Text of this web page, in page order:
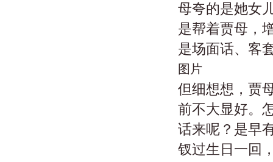
母夸的是她女
是帮着贾母，
是场面话、客
图片
但细想想，贾
前不大显好。
话来呢？是早
钗过生日一回